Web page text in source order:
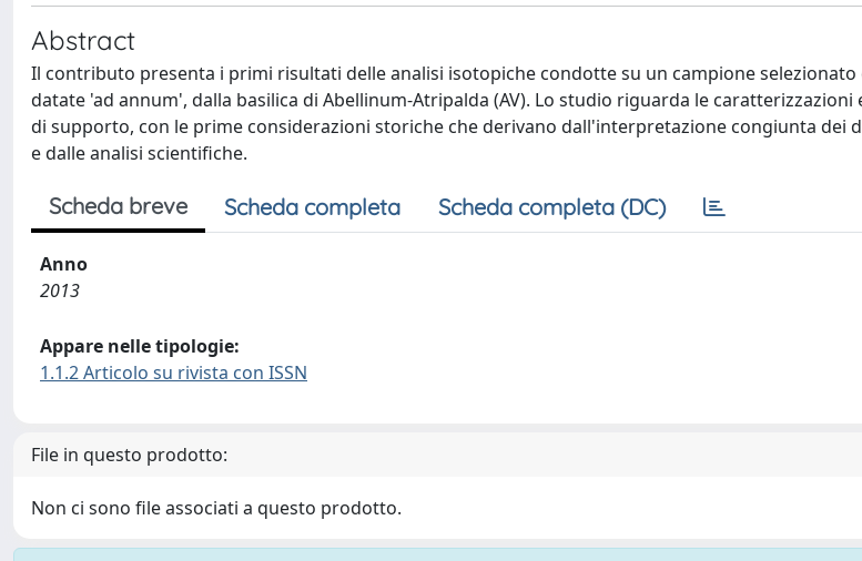
Abstract
Il contributo presenta i primi risultati delle analisi isotopiche condotte su un campione
datate 'ad annum', dalla basilica di Abellinum-Atripalda (AV). Lo studio riguarda le caratterizzazioni
di supporto, con le prime considerazioni storiche che derivano dall'interpretazione congiunta dei
e dalle analisi scientifiche.
Scheda breve Scheda completa Scheda completa (DC)
Anno
2013
Appare nelle tipologie:
1.1.2 Articolo su rivista con ISSN
File in questo prodotto:
Non ci sono file associati a questo prodotto.